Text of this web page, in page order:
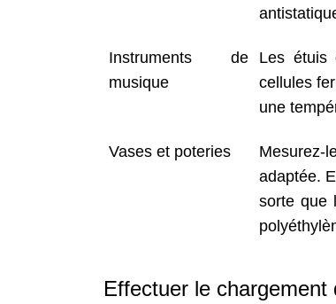
Instruments de
musique
Les étuis
cellules
une
Vases et poteries
Mesurez-
adaptée.
sorte que
Effectuer le